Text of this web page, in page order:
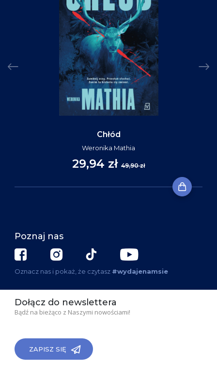
Chłód
Weronika Mathia
29,94 zł 49,90 zł
Poznaj nas
Oznacz nas i pokaż, że czytasz #wydajenamsie
Dołącz do newslettera
Bądź na bieżąco z Naszymi nowościami!
ZAPISZ SIĘ